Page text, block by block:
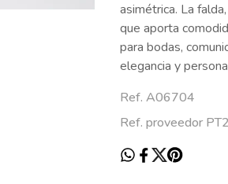
asimétrica. La
que aporta
para bodas,
elegancia y
Ref. A06704
Ref. proveedor